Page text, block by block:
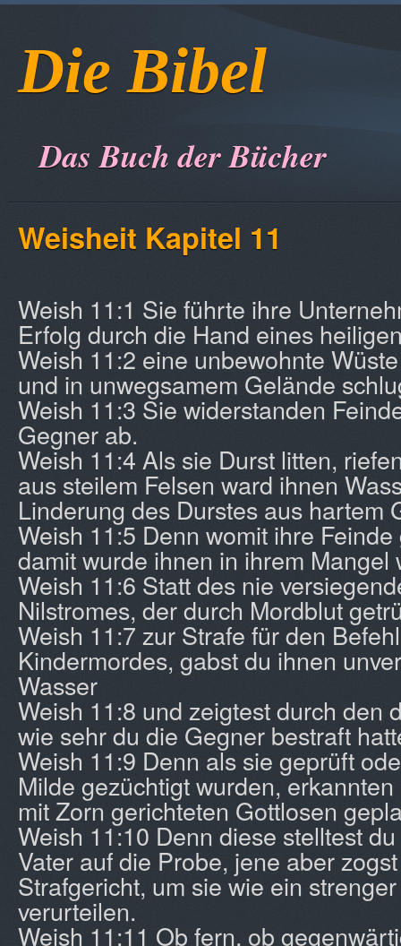
Die Bibel
Das Buch der Bücher
Weisheit Kapitel 11
Weish 11:1 Sie führte ihre
Erfolg durch die Hand eines
Weish 11:2 eine unbewohnte
und in unwegsamem Gelände
Weish 11:3 Sie widerstanden
Gegner ab.
Weish 11:4 Als sie Durst litten,
aus steilem Felsen ward ihnen
Linderung des Durstes aus hartem
Weish 11:5 Denn womit ihre
damit wurde ihnen in ihrem Mangel
Weish 11:6 Statt des nie
Nilstromes, der durch Mordblut
Weish 11:7 zur Strafe für den
Kindermordes, gabst du ihnen
Wasser
Weish 11:8 und zeigtest durch den
wie sehr du die Gegner bestraft
Weish 11:9 Denn als sie geprüft
Milde gezüchtigt wurden,
mit Zorn gerichteten Gottlosen
Weish 11:10 Denn diese stelltest
Vater auf die Probe, jene aber
Strafgericht, um sie wie ein
verurteilen.
Weish 11:11 Ob fern, ob